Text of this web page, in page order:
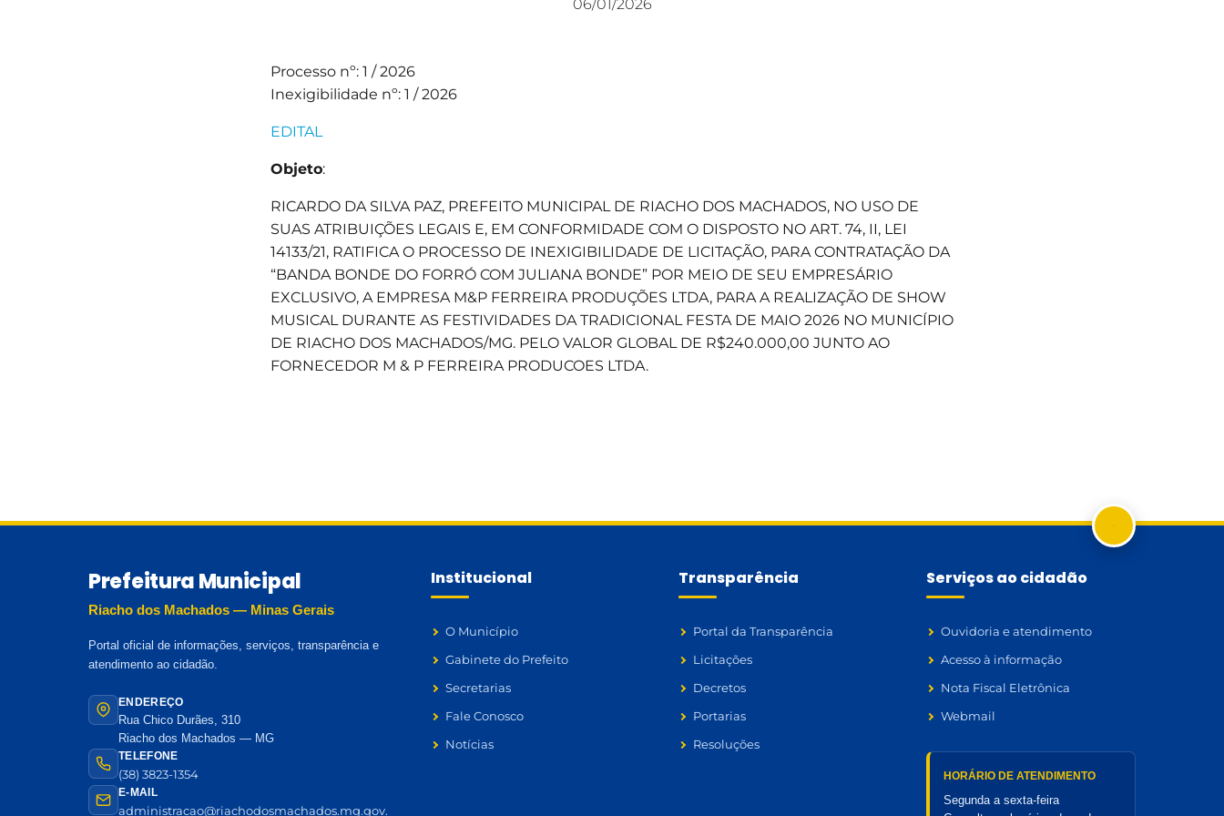
06/01/2026
Processo nº: 1 / 2026
Inexigibilidade nº: 1 / 2026
EDITAL
Objeto:
RICARDO DA SILVA PAZ, PREFEITO MUNICIPAL DE RIACHO DOS MACHADOS, NO USO DE
SUAS ATRIBUIÇÕES LEGAIS E, EM CONFORMIDADE COM O DISPOSTO NO ART. 74, II, LEI
14133/21, RATIFICA O PROCESSO DE INEXIGIBILIDADE DE LICITAÇÃO, PARA CONTRATAÇÃO DA
“BANDA BONDE DO FORRÓ COM JULIANA BONDE” POR MEIO DE SEU EMPRESÁRIO
EXCLUSIVO, A EMPRESA M&P FERREIRA PRODUÇÕES LTDA, PARA A REALIZAÇÃO DE SHOW
MUSICAL DURANTE AS FESTIVIDADES DA TRADICIONAL FESTA DE MAIO 2026 NO MUNICÍPIO
DE RIACHO DOS MACHADOS/MG. PELO VALOR GLOBAL DE R$240.000,00 JUNTO AO
FORNECEDOR M & P FERREIRA PRODUCOES LTDA.
Prefeitura Municipal
Riacho dos Machados — Minas Gerais
Portal oficial de informações, serviços, transparência e
atendimento ao cidadão.
ENDEREÇO
Rua Chico Durães, 310
Riacho dos Machados — MG
TELEFONE
(38) 3823-1354
E-MAIL
administracao@riachodosmachados.mg.gov.
Institucional
O Município
Gabinete do Prefeito
Secretarias
Fale Conosco
Notícias
Transparência
Portal da Transparência
Licitações
Decretos
Portarias
Resoluções
Serviços ao cidadão
Ouvidoria e atendimento
Acesso à informação
Nota Fiscal Eletrônica
Webmail
HORÁRIO DE ATENDIMENTO
Segunda a sexta-feira